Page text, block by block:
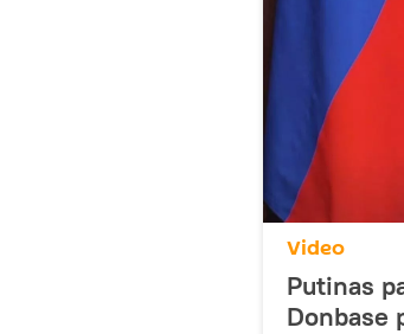
Video
Putinas
Donbase